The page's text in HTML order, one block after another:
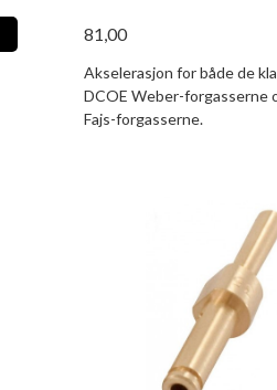
81,00
Akselerasjon for både de
DCOE Weber-forgasserne
Fajs-forgasserne.